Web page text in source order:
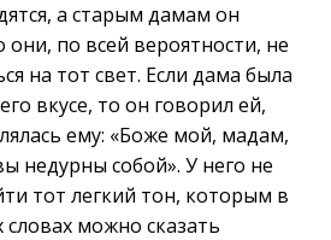
а старым дамам он
они, по всей вероятности, не
на тот свет. Если дама была
вкусе, то он говорил ей,
ему: «Боже мой, мадам,
недурны собой». У него не
тот легкий тон, которым в
можно сказать